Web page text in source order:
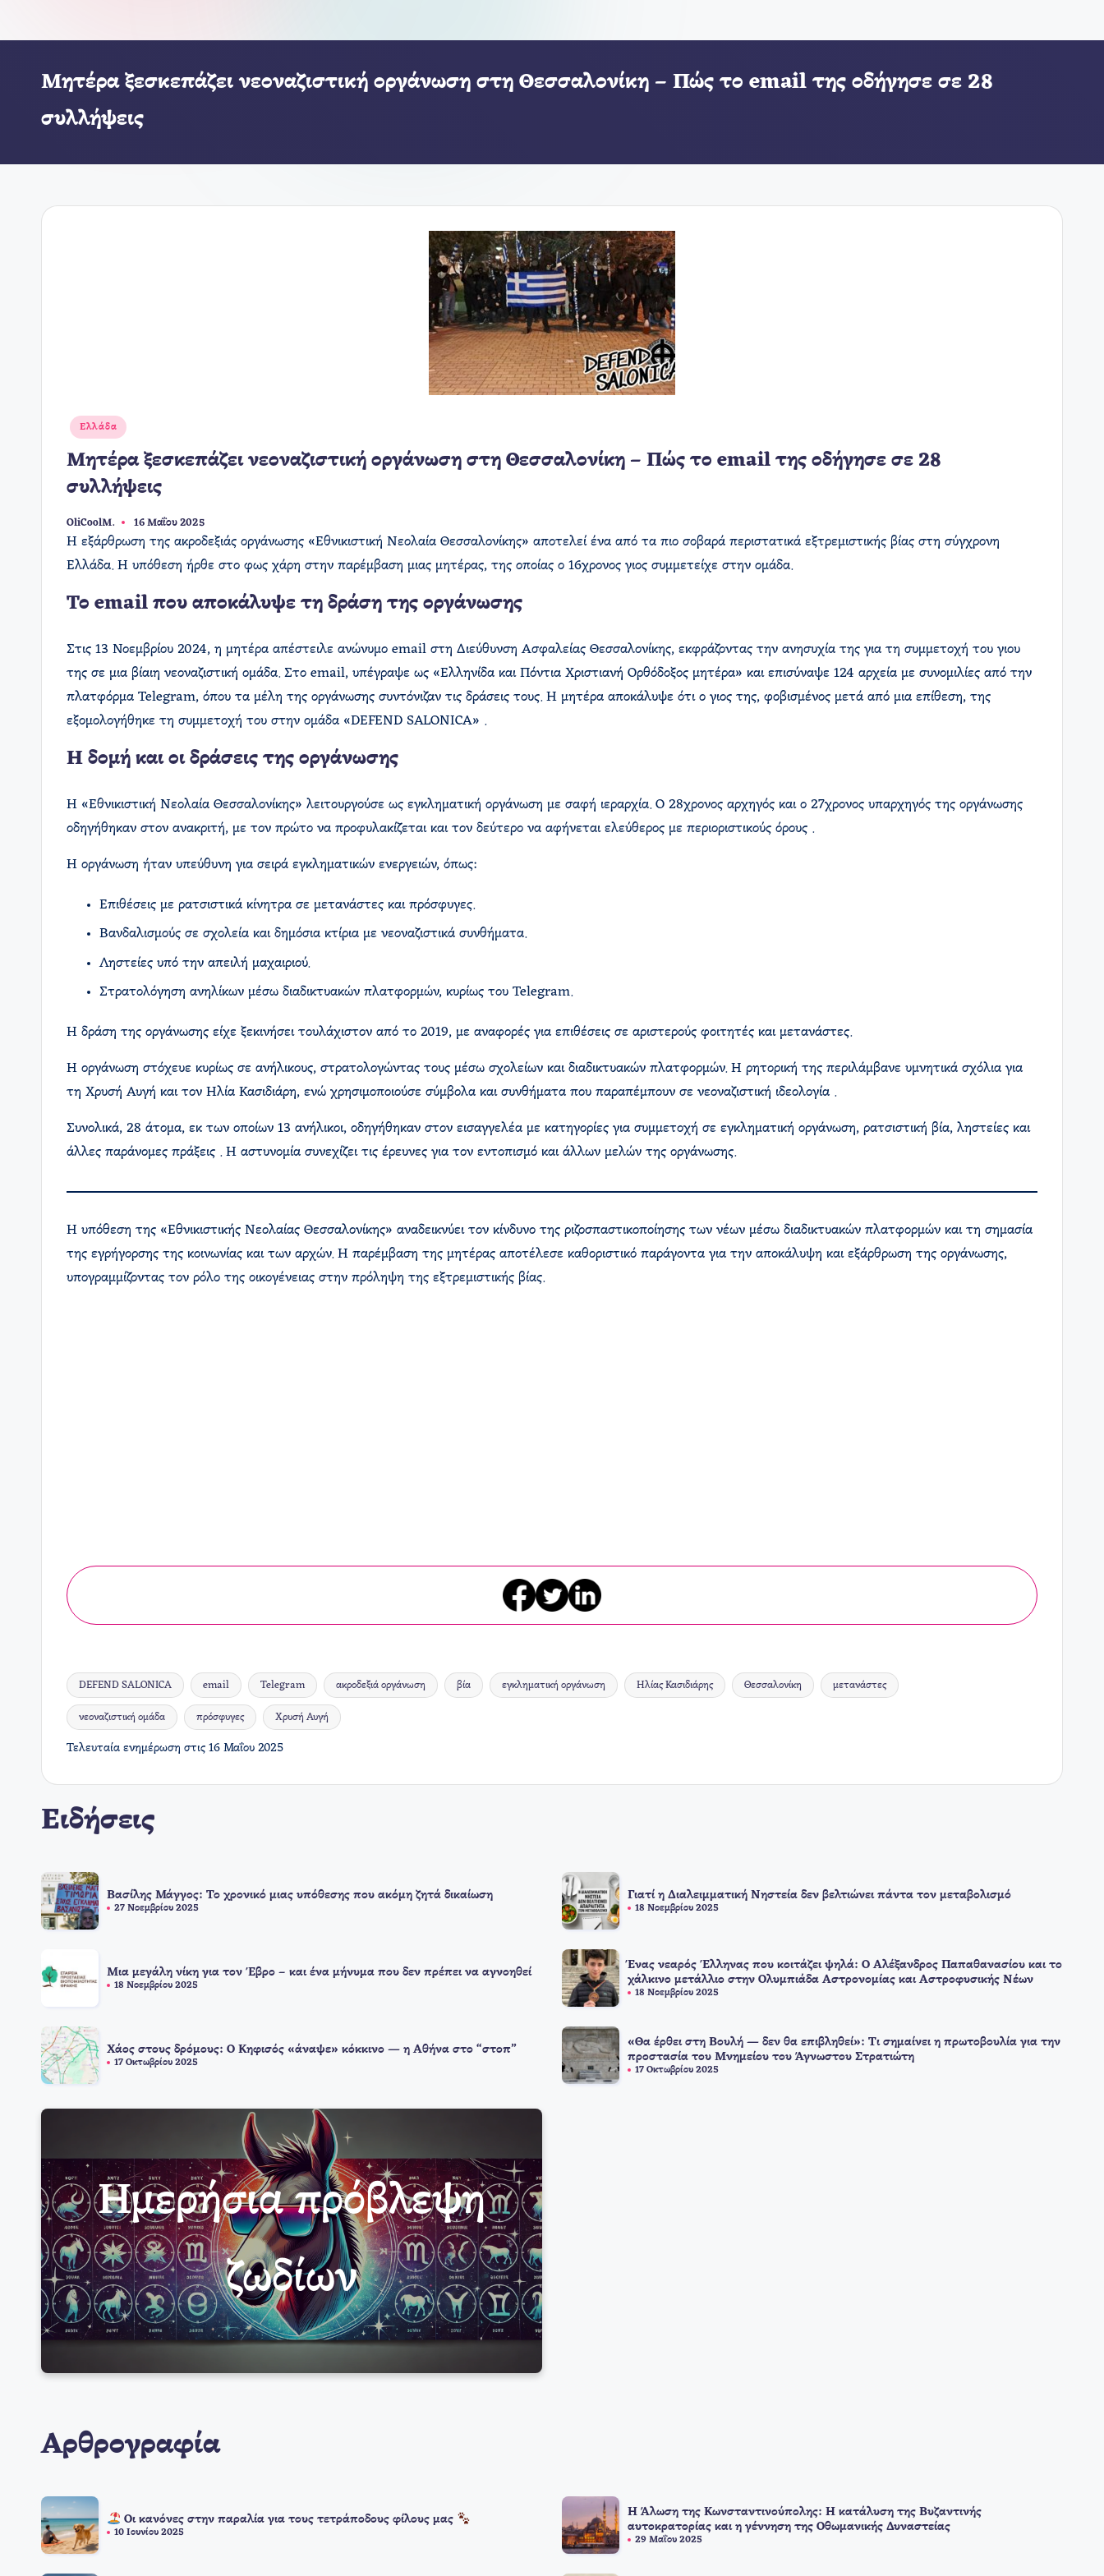
Μητέρα ξεσκεπάζει νεοναζιστική οργάνωση στη Θεσσαλονίκη – Πώς το email της οδήγησε σε 28
συλλήψεις
Αναρτήθηκε
Ελλάδα
Μητέρα ξεσκεπάζει νεοναζιστική οργάνωση στη Θεσσαλονίκη – Πώς το email της οδήγησε σε 28
συλλήψεις
Συγγραφέας:
OliCoolM. 16 Μαΐου 2025
Η εξάρθρωση της ακροδεξιάς οργάνωσης «Εθνικιστική Νεολαία Θεσσαλονίκης» αποτελεί ένα από τα πιο σοβαρά περιστατικά εξτρεμιστικής βίας στη σύγχρονη
Ελλάδα. Η υπόθεση ήρθε στο φως χάρη στην παρέμβαση μιας μητέρας, της οποίας ο 16χρονος γιος συμμετείχε στην ομάδα.
Το email που αποκάλυψε τη δράση της οργάνωσης
Στις 13 Νοεμβρίου 2024, η μητέρα απέστειλε ανώνυμο email στη Διεύθυνση Ασφαλείας Θεσσαλονίκης, εκφράζοντας την ανησυχία της για τη συμμετοχή του γιου
της σε μια βίαιη νεοναζιστική ομάδα. Στο email, υπέγραψε ως «Ελληνίδα και Πόντια Χριστιανή Ορθόδοξος μητέρα» και επισύναψε 124 αρχεία με συνομιλίες από την
πλατφόρμα Telegram, όπου τα μέλη της οργάνωσης συντόνιζαν τις δράσεις τους. Η μητέρα αποκάλυψε ότι ο γιος της, φοβισμένος μετά από μια επίθεση, της
εξομολογήθηκε τη συμμετοχή του στην ομάδα «DEFEND SALONICA» .
Η δομή και οι δράσεις της οργάνωσης
Η «Εθνικιστική Νεολαία Θεσσαλονίκης» λειτουργούσε ως εγκληματική οργάνωση με σαφή ιεραρχία. Ο 28χρονος αρχηγός και ο 27χρονος υπαρχηγός της οργάνωσης
οδηγήθηκαν στον ανακριτή, με τον πρώτο να προφυλακίζεται και τον δεύτερο να αφήνεται ελεύθερος με περιοριστικούς όρους .
Η οργάνωση ήταν υπεύθυνη για σειρά εγκληματικών ενεργειών, όπως:
Επιθέσεις με ρατσιστικά κίνητρα σε μετανάστες και πρόσφυγες.
Βανδαλισμούς σε σχολεία και δημόσια κτίρια με νεοναζιστικά συνθήματα.
Ληστείες υπό την απειλή μαχαιριού.
Στρατολόγηση ανηλίκων μέσω διαδικτυακών πλατφορμών, κυρίως του Telegram.
Η δράση της οργάνωσης είχε ξεκινήσει τουλάχιστον από το 2019, με αναφορές για επιθέσεις σε αριστερούς φοιτητές και μετανάστες.
Η οργάνωση στόχευε κυρίως σε ανήλικους, στρατολογώντας τους μέσω σχολείων και διαδικτυακών πλατφορμών. Η ρητορική της περιλάμβανε υμνητικά σχόλια για
τη Χρυσή Αυγή και τον Ηλία Κασιδιάρη, ενώ χρησιμοποιούσε σύμβολα και συνθήματα που παραπέμπουν σε νεοναζιστική ιδεολογία .
Συνολικά, 28 άτομα, εκ των οποίων 13 ανήλικοι, οδηγήθηκαν στον εισαγγελέα με κατηγορίες για συμμετοχή σε εγκληματική οργάνωση, ρατσιστική βία, ληστείες και
άλλες παράνομες πράξεις . Η αστυνομία συνεχίζει τις έρευνες για τον εντοπισμό και άλλων μελών της οργάνωσης.
Η υπόθεση της «Εθνικιστικής Νεολαίας Θεσσαλονίκης» αναδεικνύει τον κίνδυνο της ριζοσπαστικοποίησης των νέων μέσω διαδικτυακών πλατφορμών και τη σημασία
της εγρήγορσης της κοινωνίας και των αρχών. Η παρέμβαση της μητέρας αποτέλεσε καθοριστικό παράγοντα για την αποκάλυψη και εξάρθρωση της οργάνωσης,
υπογραμμίζοντας τον ρόλο της οικογένειας στην πρόληψη της εξτρεμιστικής βίας.
Ετικέτες:
DEFEND SALONICA email Telegram ακροδεξιά οργάνωση βία εγκληματική οργάνωση Ηλίας Κασιδιάρης Θεσσαλονίκη μετανάστες
νεοναζιστική ομάδα πρόσφυγες Χρυσή Αυγή
Τελευταία ενημέρωση στις 16 Μαΐου 2025
Ειδήσεις
Βασίλης Μάγγος: Το χρονικό μιας υπόθεσης που ακόμη ζητά δικαίωση
27 Νοεμβρίου 2025
Γιατί η Διαλειμματική Νηστεία δεν βελτιώνει πάντα τον μεταβολισμό
18 Νοεμβρίου 2025
Μια μεγάλη νίκη για τον Έβρο – και ένα μήνυμα που δεν πρέπει να αγνοηθεί
18 Νοεμβρίου 2025
Ένας νεαρός Έλληνας που κοιτάζει ψηλά: Ο Αλέξανδρος Παπαθανασίου και το
χάλκινο μετάλλιο στην Ολυμπιάδα Αστρονομίας και Αστροφυσικής Νέων
18 Νοεμβρίου 2025
Χάος στους δρόμους: Ο Κηφισός «άναψε» κόκκινο — η Αθήνα στο “στοπ”
17 Οκτωβρίου 2025
«Θα έρθει στη Βουλή — δεν θα επιβληθεί»: Τι σημαίνει η πρωτοβουλία για την
προστασία του Μνημείου του Άγνωστου Στρατιώτη
17 Οκτωβρίου 2025
Ημερήσια πρόβλεψη
ζωδίων
Αρθρογραφία
Οι κανόνες στην παραλία για τους τετράποδους φίλους μας
10 Ιουνίου 2025
Η Άλωση της Κωνσταντινούπολης: Η κατάλυση της Βυζαντινής
αυτοκρατορίας και η γέννηση της Οθωμανικής Δυναστείας
29 Μαΐου 2025